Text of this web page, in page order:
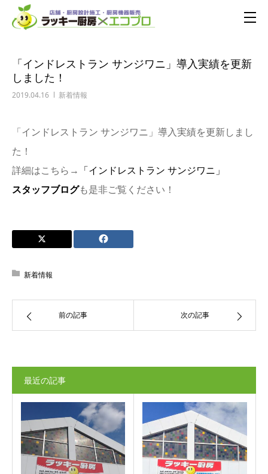
「インドレストラン サンジワニ」導入実績を更新
しました！
2019.04.16 新着情報
「インドレストラン サンジワニ」導入実績を更新しまし
た！
詳細はこちら→ 「インドレストラン サンジワニ」
スタッフブログも是非ご覧ください！
新着情報
前の記事 次の記事
最近の記事